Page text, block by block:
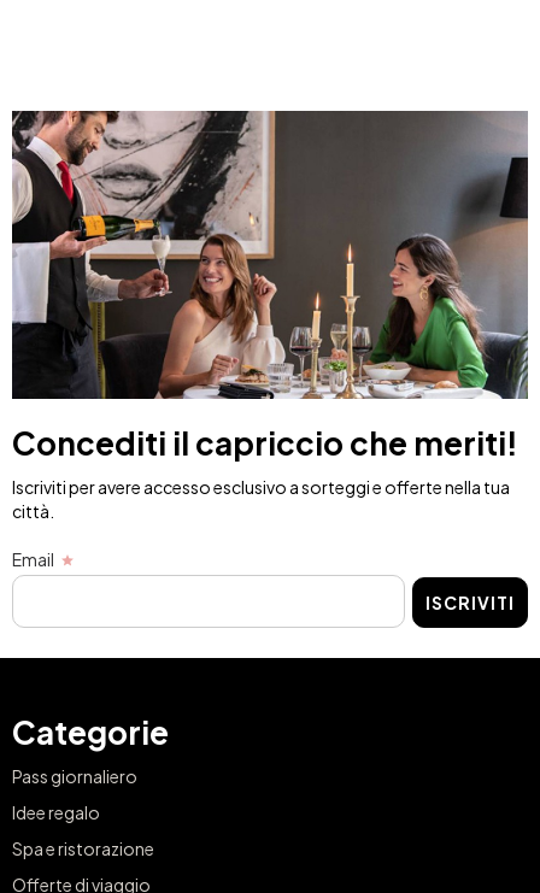
Concediti il capriccio che meriti!
Iscriviti per avere accesso esclusivo a sorteggi e offerte nella tua
città.
Email
ISCRIVITI
Categorie
Pass giornaliero
Idee regalo
Spa e ristorazione
Offerte di viaggio